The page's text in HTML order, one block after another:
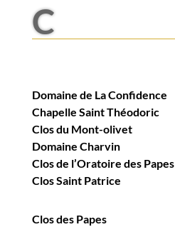
C
Domaine de La Confidence
Chapelle Saint Théodoric
Clos du Mont-olivet
Domaine Charvin
Clos de l’Oratoire des Papes
Clos Saint Patrice
Clos des Papes